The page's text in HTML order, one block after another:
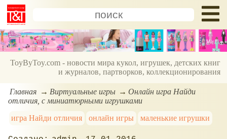
ToyByToy.com - новости мира кукол, игрушек, детских книг
и журналов, партворков, коллекционирования
Главная Виртуальные игры
Онлайн игра Найди
отличия, с миниатюрными игрушками
игра Найди отличия
онлайн игры маленькие игрушки